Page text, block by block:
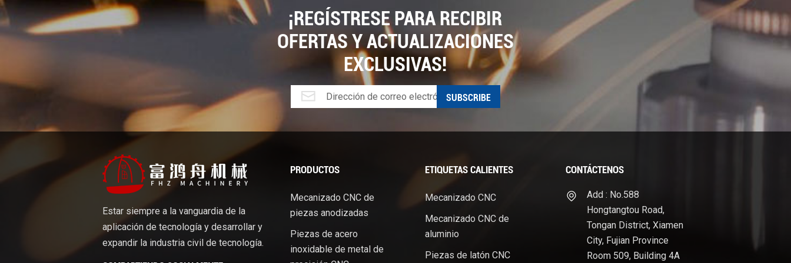
estos métodos sofisticados, las empresas pueden producir piezas personalizadas de alta calidad que
cumplan con estándares exigentes. A medida que la tecnología continúa evolucionando, el futuro de
la personalización del estampado es aún más prometedor para la innovación y la eficiencia en la
fabricación. Si usted es un veterano de la industria o nuevo en el mundo del estampado, adoptar
estas técnicas avanzadas puede brindarle una ventaja competitiva y ayudarlo a mantenerse a la
vanguardia en el dinámico panorama de la fabricación.
¡REGÍSTRESE PARA RECIBIR
OFERTAS Y ACTUALIZACIONES
EXCLUSIVAS!
Estar siempre a la vanguardia de la
aplicación de tecnología y desarrollar y
expandir la industria civil de tecnología.
PRODUCTOS
Mecanizado CNC de
piezas anodizadas
Piezas de acero
inoxidable de metal de
ETIQUETAS CALIENTES
Mecanizado CNC
Mecanizado CNC de
aluminio
Piezas de latón CNC
CONTÁCTENOS
Add : No.588
Hongtangtou Road,
Tongan District, Xiamen
City, Fujian Province
Room 509, Building 4A